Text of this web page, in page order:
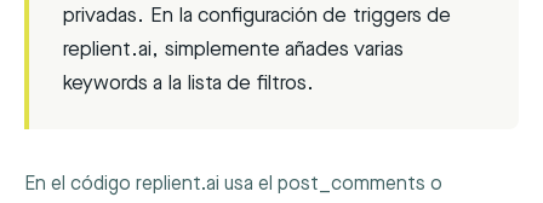
privadas. En la configuración de triggers de
replient.ai, simplemente añades varias
keywords a la lista de filtros.
En el código replient.ai usa el post_comments o